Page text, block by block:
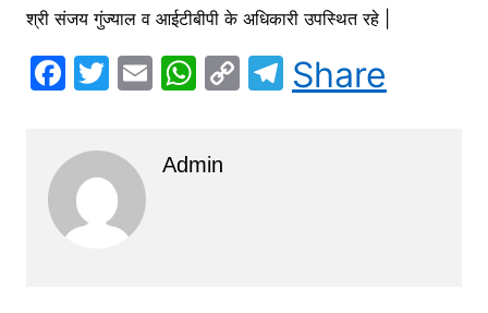
श्री संजय गुंज्याल व आईटीबीपी के अधिकारी उपस्थित रहे |
F
c
e
b
o
T
itt
er
E W
s
C T
el
Share
Admin